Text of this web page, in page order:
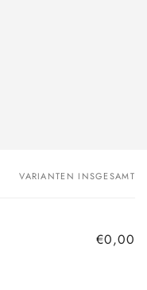
VARIANTEN INSGESAMT
€0,00